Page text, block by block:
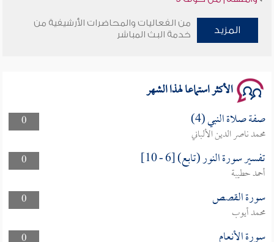
المزيد
من الفعاليات والمحاضرات الأرشيفية من
خدمة البث المباشر
الأكثر استماعا لهذا الشهر
0 صفة صلاة النبي (4)
محمد ناصر الدين الألباني
0
تفسير سورة النور (تابع) [6 - 10]
أحمد حطيبة
0
سورة القصص
محمد أيوب